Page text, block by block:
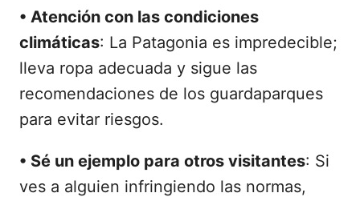
• Atención con las condiciones
climáticas: La Patagonia es impredecible;
lleva ropa adecuada y sigue las
recomendaciones de los guardaparques
para evitar riesgos.
• Sé un ejemplo para otros visitantes: Si
ves a alguien infringiendo las normas,